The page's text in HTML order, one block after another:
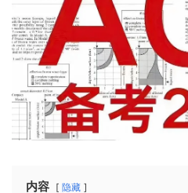
内容 隐藏